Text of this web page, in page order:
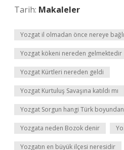
Tarih: Makaleler
Yozgat il olmadan önce nereye
Yozgat kökeni nereden gelmektedir
Yozgat Kürtleri nereden geldi
Yozgat Kurtuluş Savaşına katıldı mı
Yozgat Sorgun hangi Türk boyundan
Yozgata neden Bozok denir
Yozgatın en büyük ilçesi neresidir